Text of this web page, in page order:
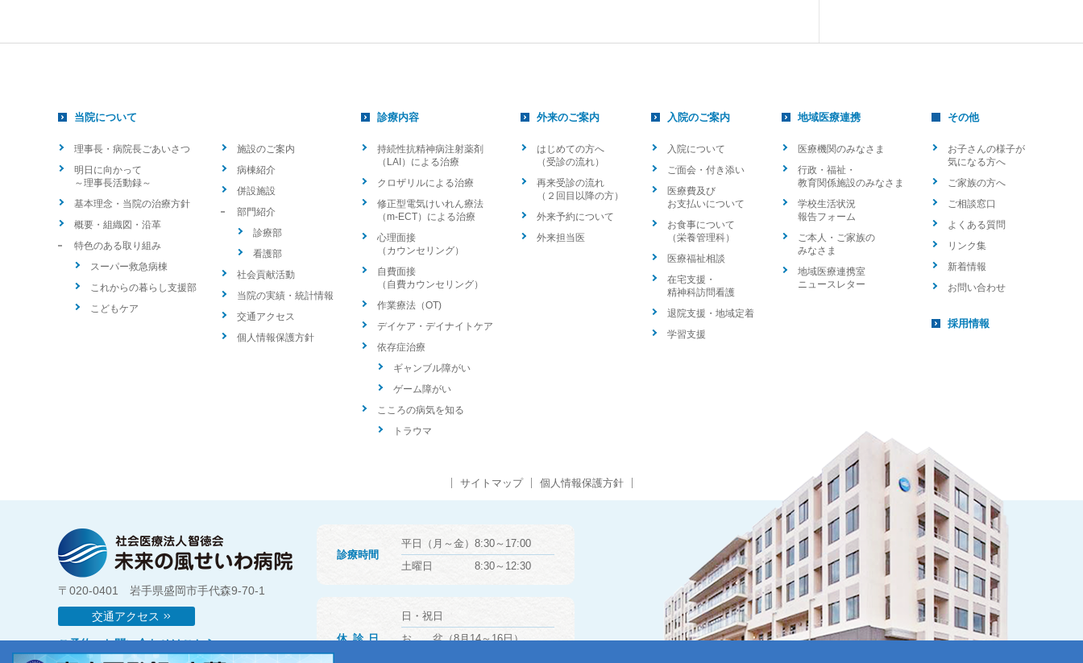
当院について
理事長・病院長ごあいさつ
明日に向かって
～理事長活動録～
基本理念・当院の治療方針
概要・組織図・沿革
特色のある取り組み
スーパー救急病棟
これからの暮らし支援部
こどもケア
施設のご案内
病棟紹介
併設施設
部門紹介
診療部
看護部
社会貢献活動
当院の実績・統計情報
交通アクセス
個人情報保護方針
診療内容
持続性抗精神病注射薬剤
（LAI）による治療
クロザリルによる治療
修正型電気けいれん療法
（m-ECT）による治療
心理面接
（カウンセリング）
自費面接
（自費カウンセリング）
作業療法（OT)
デイケア・デイナイトケア
依存症治療
ギャンブル障がい
ゲーム障がい
こころの病気を知る
トラウマ
外来のご案内
はじめての方へ
（受診の流れ）
再来受診の流れ
（２回目以降の方）
外来予約について
外来担当医
入院のご案内
入院について
ご面会・付き添い
医療費及び
お支払いについて
お食事について
（栄養管理科）
医療福祉相談
在宅支援・
精神科訪問看護
退院支援・地域定着
学習支援
地域医療連携
医療機関のみなさま
行政・福祉・
教育関係施設のみなさま
学校生活状況
報告フォーム
ご本人・ご家族の
みなさま
地域医療連携室
ニュースレター
その他
お子さんの様子が
気になる方へ
ご家族の方へ
ご相談窓口
よくある質問
リンク集
新着情報
お問い合わせ
採用情報
サイトマップ 個人情報保護方針
〒020-0401 岩手県盛岡市手代森9-70-1
交通アクセス
ご予約・お問い合わせはこちら
診療時間
平日（月～金）8:30～17:00
土曜日 8:30～12:30
休診日
日・祝日
お 盆（8月14～16日）